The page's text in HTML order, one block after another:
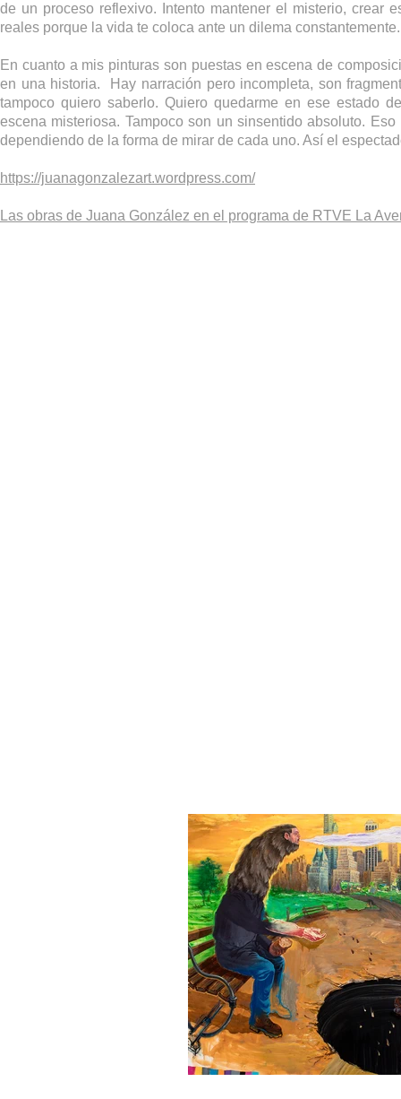
de un proceso reflexivo. Intento mantener el misterio, crear
reales porque la vida te coloca ante un dilema constantemente.
En cuanto a mis pinturas son puestas en escena de
en una historia. Hay narración pero incompleta, son
tampoco quiero saberlo. Quiero quedarme en ese estado
escena misteriosa. Tampoco son un sinsentido absoluto.
dependiendo de la forma de mirar de cada uno. Así el
https://juanagonzalezart.wordpress.com/
Las obras de Juana González en el programa de RTVE La